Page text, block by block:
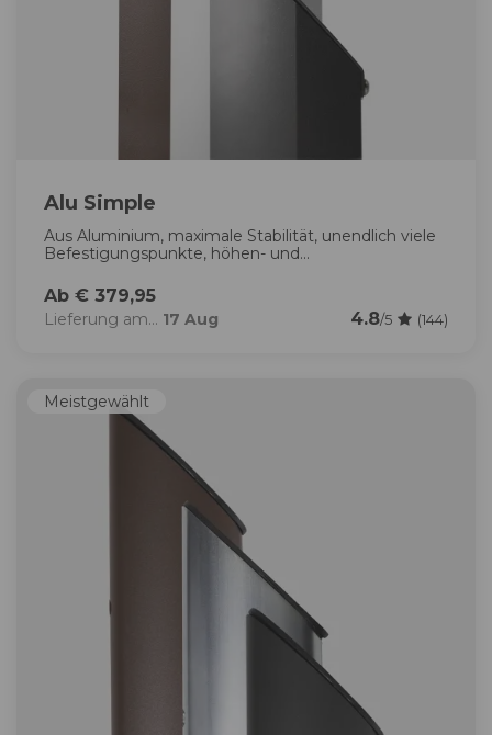
Alu Simple
Aus Aluminium, maximale Stabilität, unendlich viele
Befestigungspunkte, höhen- und...
Ab € 379,95
Lieferung am... 17 Aug 4.8/5 (144)
Meistgewählt